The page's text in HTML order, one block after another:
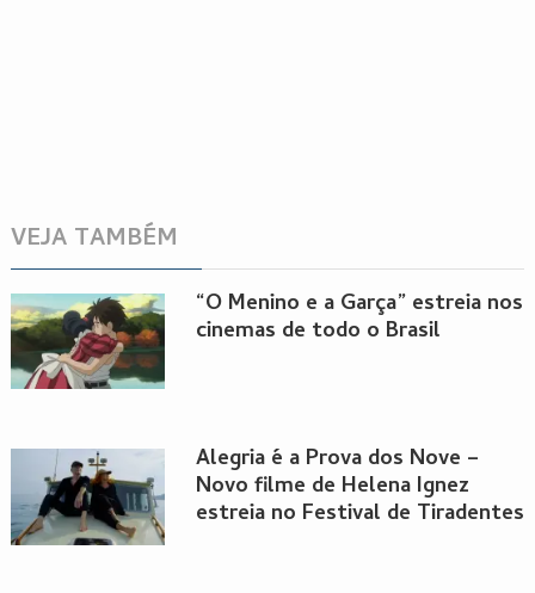
VEJA TAMBÉM
“O Menino e a Garça” estreia nos
cinemas de todo o Brasil
Alegria é a Prova dos Nove –
Novo filme de Helena Ignez
estreia no Festival de Tiradentes